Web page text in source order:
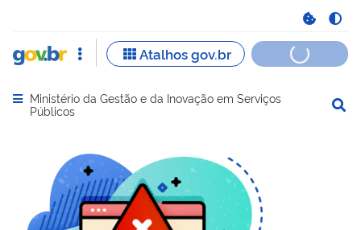
Abrir menu principal de navegação
Ministério da Gestão e da Inovação em Serviços
Públicos